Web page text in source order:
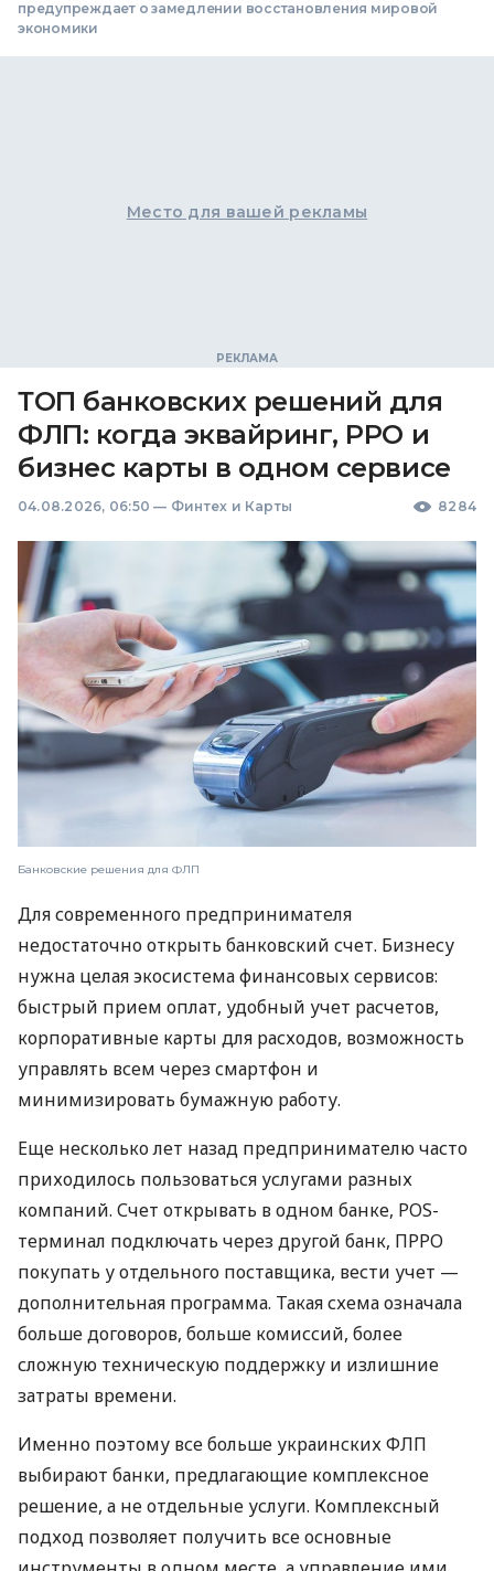
предупреждает о замедлении восстановления мировой
экономики
Место для вашей рекламы
ТОП банковских решений для
ФЛП: когда эквайринг, РРО и
бизнес карты в одном сервисе
04.08.2026, 06:50 — Финтех и Карты 8284
Банковские решения для ФЛП
Для современного предпринимателя
недостаточно открыть банковский счет. Бизнесу
нужна целая экосистема финансовых сервисов:
быстрый прием оплат, удобный учет расчетов,
корпоративные карты для расходов, возможность
управлять всем через смартфон и
минимизировать бумажную работу.
Еще несколько лет назад предпринимателю часто
приходилось пользоваться услугами разных
компаний. Счет открывать в одном банке, POS-
терминал подключать через другой банк, ПРРО
покупать у отдельного поставщика, вести учет —
дополнительная программа. Такая схема означала
больше договоров, больше комиссий, более
сложную техническую поддержку и излишние
затраты времени.
Именно поэтому все больше украинских ФЛП
выбирают банки, предлагающие комплексное
решение, а не отдельные услуги. Комплексный
подход позволяет получить все основные